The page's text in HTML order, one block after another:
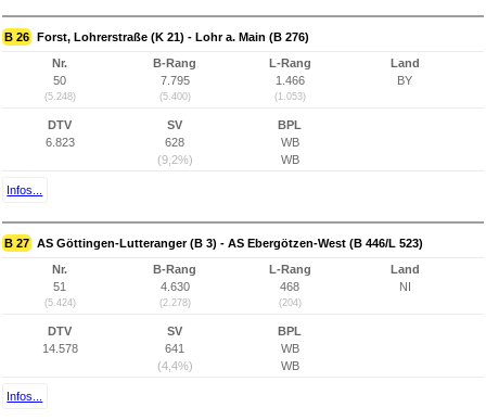
B 26 Forst, Lohrerstraße (K 21) - Lohr a. Main (B 276)
Nr.
50
(5.248)
B-Rang
7.795
(5.400)
L-Rang
1.466
(1.053)
Land
BY
DTV
6.823
SV
628
(9,2%)
BPL
WB
WB
Infos...
B 27 AS Göttingen-Lutteranger (B 3) - AS Ebergötzen-West (B 446/L 523)
Nr.
51
(5.424)
B-Rang
4.630
(2.278)
L-Rang
468
(204)
Land
NI
DTV
14.578
SV
641
(4,4%)
BPL
WB
WB
Infos...